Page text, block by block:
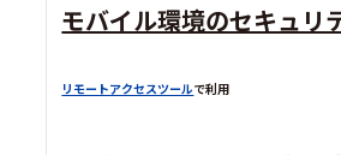
モバイル環境のセキュリ
リモートアクセスツールで利用